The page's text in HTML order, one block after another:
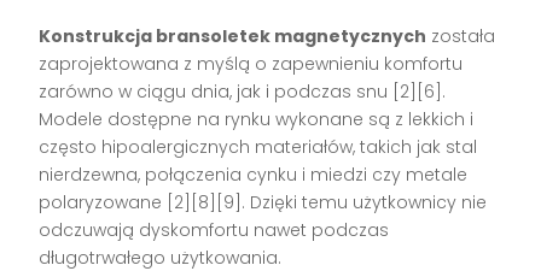
Konstrukcja bransoletek magnetycznych została
zaprojektowana z myślą o zapewnieniu komfortu
zarówno w ciągu dnia, jak i podczas snu [2][6] .
Modele dostępne na rynku wykonane są z lekkich i
często hipoalergicznych materiałów, takich jak stal
nierdzewna, połączenia cynku i miedzi czy metale
polaryzowane [2][8][9] . Dzięki temu użytkownicy nie
odczuwają dyskomfortu nawet podczas
długotrwałego użytkowania.